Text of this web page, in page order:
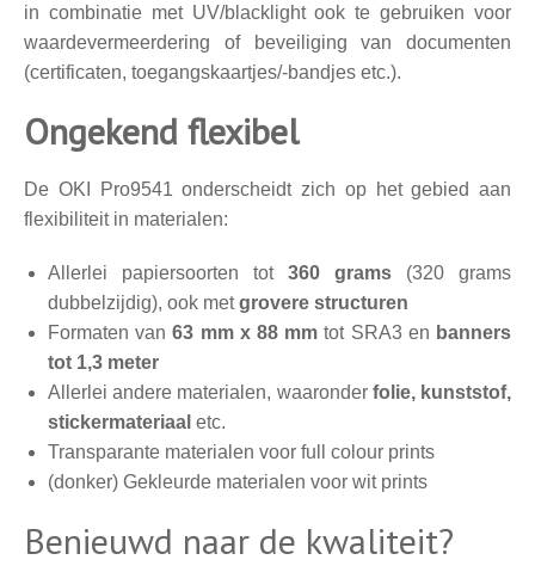
in combinatie met UV/blacklight ook te gebruiken voor
waardevermeerdering of beveiliging van documenten
(certificaten, toegangskaartjes/-bandjes etc.).
Ongekend flexibel
De OKI Pro9541 onderscheidt zich op het gebied aan
flexibiliteit in materialen:
Allerlei papiersoorten tot 360 grams (320 grams
dubbelzijdig), ook metgrovere structuren
Formaten van63 mm x 88 mmtot SRA3 en banners
tot 1,3 meter
Allerlei andere materialen, waaronder folie, kunststof,
stickermateriaal etc.
Transparante materialen voor full colour prints
(donker) Gekleurde materialen voor wit prints
Benieuwd naar de kwaliteit?